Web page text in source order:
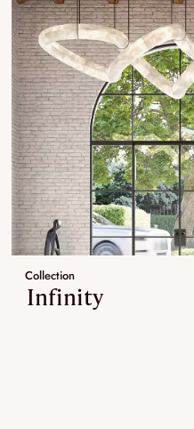
Collection
Infinity